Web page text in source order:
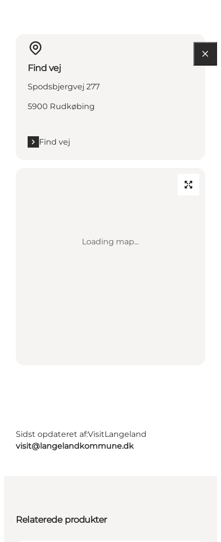
Find vej
Spodsbjergvej 277
5900 Rudkøbing
Find vej
Loading map...
Sidst opdateret af:VisitLangeland
visit@langelandkommune.dk
Relaterede produkter